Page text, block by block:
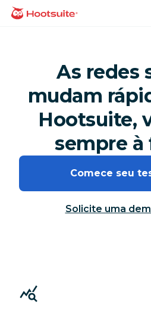
paraPágina inicial
As redes
mudam
Hootsuite,
sempre à
Comece seu
Solicite uma